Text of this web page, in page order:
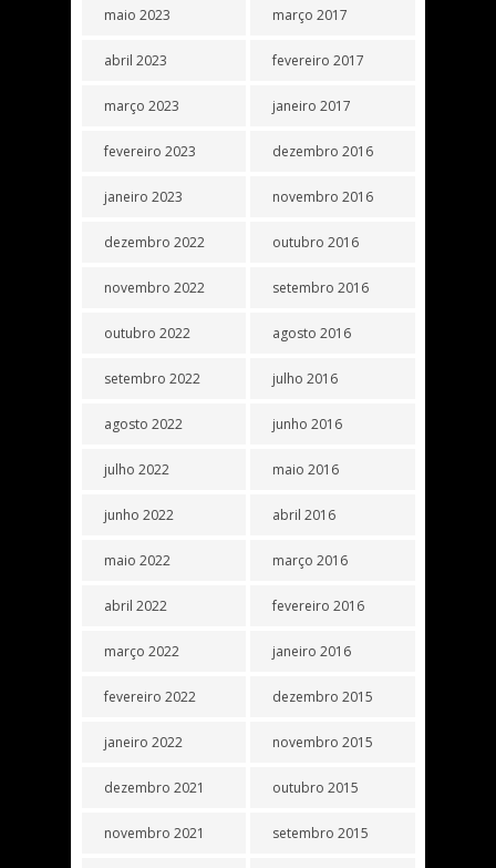
maio 2023
abril 2023
março 2023
fevereiro 2023
janeiro 2023
dezembro 2022
novembro 2022
outubro 2022
setembro 2022
agosto 2022
julho 2022
junho 2022
maio 2022
abril 2022
março 2022
fevereiro 2022
janeiro 2022
dezembro 2021
novembro 2021
março 2017
fevereiro 2017
janeiro 2017
dezembro 2016
novembro 2016
outubro 2016
setembro 2016
agosto 2016
julho 2016
junho 2016
maio 2016
abril 2016
março 2016
fevereiro 2016
janeiro 2016
dezembro 2015
novembro 2015
outubro 2015
setembro 2015